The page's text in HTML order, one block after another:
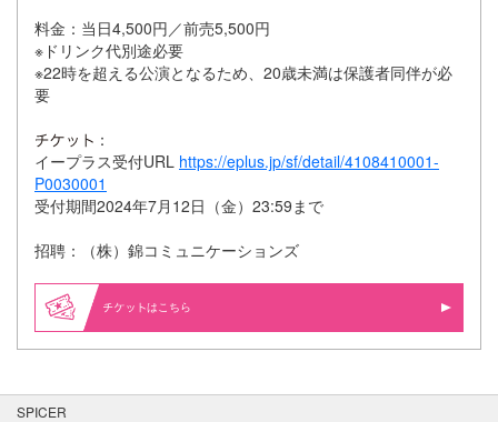
料金：当日4,500円／前売5,500円
※ドリンク代別途必要
※22時を超える公演となるため、20歳未満は保護者同伴が必
要
：
イープラス受付URL https://eplus.jp/sf/detail/4108410001-
P0030001
受付期間2024年7月12日（金）23:59まで
招聘：（株）錦コミュニケーションズ
はこちら
SPICER